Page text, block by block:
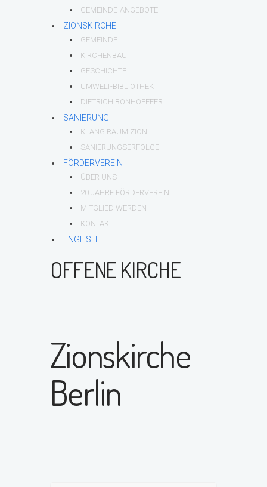
GEMEINDE-ANGEBOTE
ZIONSKIRCHE
GEMEINDE
KIRCHENBAU
GESCHICHTE
UMWELT-BIBLIOTHEK
DIETRICH BONHOEFFER
SANIERUNG
KLANG RAUM ZION
SANIERUNGSERFOLGE
FÖRDERVEREIN
ÜBER UNS
20 JAHRE FÖRDERVEREIN
MITGLIED WERDEN
KONTAKT
ENGLISH
OFFENE KIRCHE
Zionskirche
Berlin